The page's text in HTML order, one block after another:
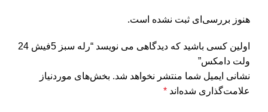
هنوز بررسی‌ای ثبت نشده است.
اولین کسی باشید که دیدگاهی می نویسد “رله سبز 5فیش 24
ولت دامکس”
نشانی ایمیل شما منتشر نخواهد شد. بخش‌های موردنیاز
علامت‌گذاری شده‌اند *